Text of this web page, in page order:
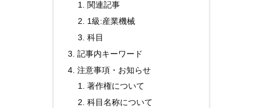
関連記事
1級:産業機械
科目
記事内キーワード
注意事項・お知らせ
著作権について
科目名称について